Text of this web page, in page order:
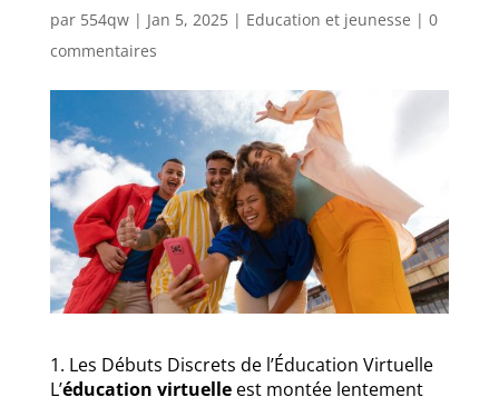
par 554qw| Jan 5, 2025| Education et jeunesse | 0
commentaires
1. Les Débuts Discrets de l’Éducation Virtuelle
L’éducation virtuelleest montée lentement